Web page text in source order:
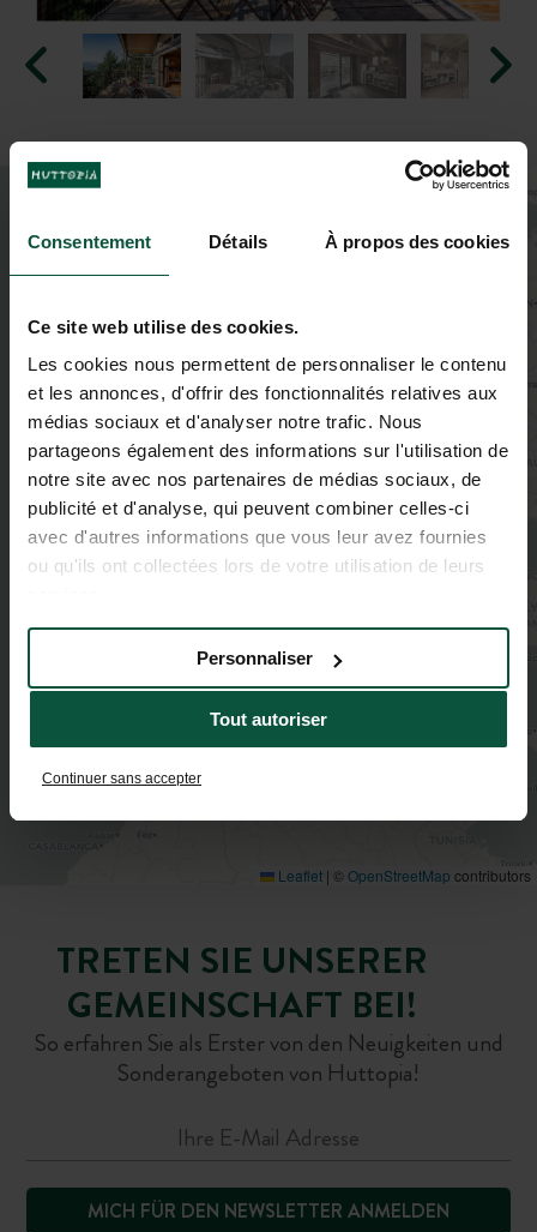
Consentement Détails À propos des cookies
Ce site web utilise des cookies.
Les cookies nous permettent de personnaliser le contenu
et les annonces, d'offrir des fonctionnalités relatives aux
médias sociaux et d'analyser notre trafic. Nous
partageons également des informations sur l'utilisation de
notre site avec nos partenaires de médias sociaux, de
publicité et d'analyse, qui peuvent combiner celles-ci
avec d'autres informations que vous leur avez fournies
ou qu'ils ont collectées lors de votre utilisation de leurs
Tout autoriser
Personnaliser
Continuer sans accepter
3
+
−
Leaflet | ©OpenStreetMap contributors
TRETEN SIE UNSERER
GEMEINSCHAFT BEI!
So erfahren Sie als Erster von den Neuigkeiten und
Sonderangeboten von Huttopia!
MICH FÜR DEN NEWSLETTER ANMELDEN